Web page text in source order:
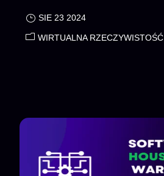
SIE 23 2024
WIRTUALNA RZECZYWISTOŚĆ